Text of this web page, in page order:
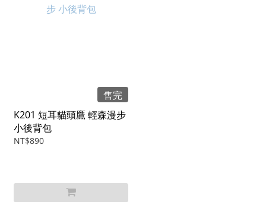
售完
K201 短耳貓頭鷹 輕森漫步
小後背包
NT$890